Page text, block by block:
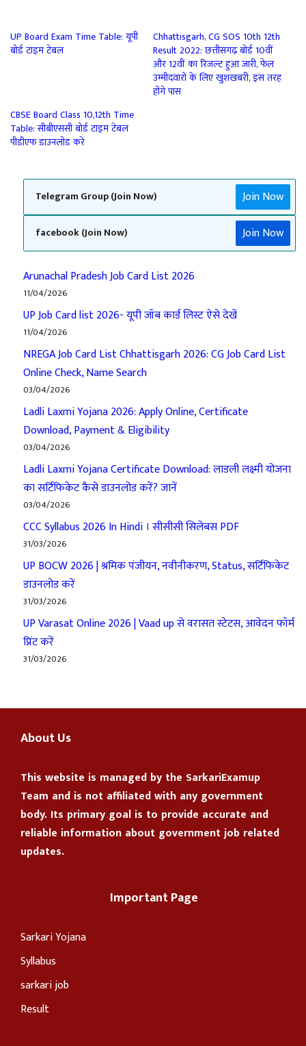
UP Board Exam Time Table: यूपी
बोर्ड टाइम टेबल
Chhattisgarh, CG SOS 10th 12th
Result 2022: छत्तीसगढ़ बोर्ड 10वीं
और 12वीं का रिजल्ट हुआ जारी, फेल
उम्मीदवारों के लिए खुशखबरी, इस तरह
होंगे पास
CBSE Board Class 10,12th Time
Table: सीबीएससी बोर्ड टाइम टेबल
पीडीएफ डाउनलोड करें
Telegram Group (Join Now) Join Now
facebook (Join Now) Join Now
Arunachal Pradesh Job Card List 2026
11/04/2026
UP Job Card list 2026- यूपी जॉब कार्ड लिस्ट ऐसे देखें
11/04/2026
NREGA Job Card List Chhattisgarh 2026: CG Job Card List
Online Check, Name Search
03/04/2026
Ladli Laxmi Yojana 2026: Apply Online, Certificate
Download, Payment & Eligibility
03/04/2026
Ladli Laxmi Yojana Certificate Download: लाडली लक्ष्मी योजना
का सर्टिफिकेट कैसे डाउनलोड करें? जानें
03/04/2026
CCC Syllabus 2026 In Hindi । सीसीसी सिलेबस PDF
31/03/2026
UP BOCW 2026 | श्रमिक पंजीयन, नवीनीकरण, Status, सर्टिफिकेट
डाउनलोड करें
31/03/2026
UP Varasat Online 2026 | Vaad up से वरासत स्टेटस, आवेदन फॉर्म
प्रिंट करें
31/03/2026
About Us
This website is managed by the SarkariExamup
Team and is not affiliated with any government
body. Its primary goal is to provide accurate and
reliable information about government job related
updates.
Important Page
Sarkari Yojana
Syllabus
sarkari job
Result